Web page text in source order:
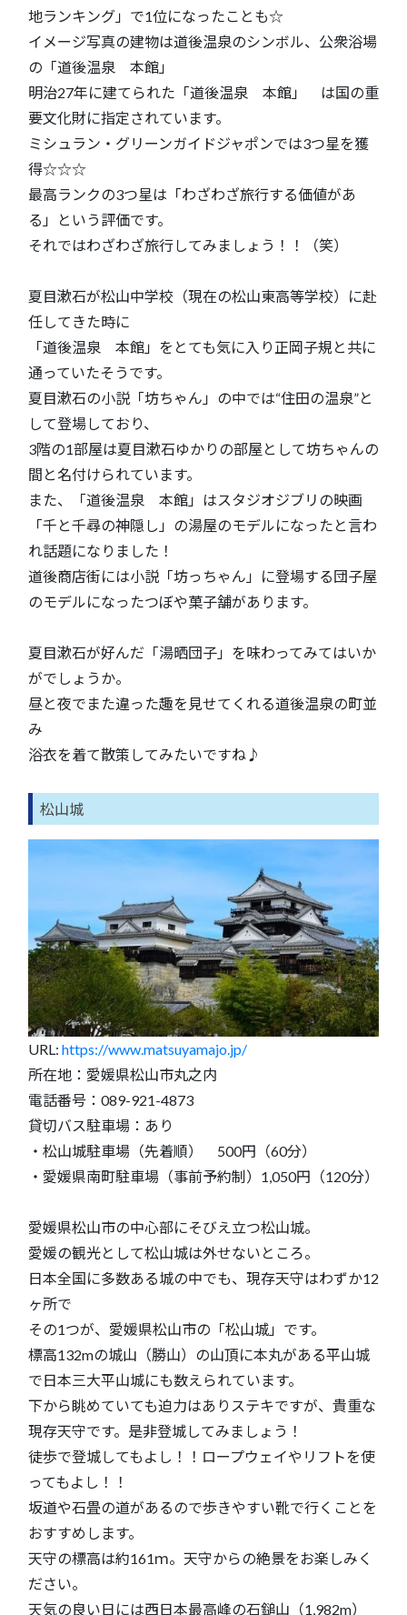
地ランキング」で1位になったことも☆
イメージ写真の建物は道後温泉のシンボル、公衆浴場
の「道後温泉 本館」
明治27年に建てられた「道後温泉 本館」 は国の重
要文化財に指定されています。
ミシュラン・グリーンガイドジャポンでは3つ星を獲
得☆☆☆
最高ランクの3つ星は「わざわざ旅行する価値があ
る」という評価です。
それではわざわざ旅行してみましょう！！（笑）
夏目漱石が松山中学校（現在の松山東高等学校）に赴
任してきた時に
「道後温泉 本館」をとても気に入り正岡子規と共に
通っていたそうです。
夏目漱石の小説「坊ちゃん」の中では“住田の温泉”と
して登場しており、
3階の1部屋は夏目漱石ゆかりの部屋として坊ちゃんの
間と名付けられています。
また、「道後温泉 本館」はスタジオジブリの映画
「千と千尋の神隠し」の湯屋のモデルになったと言わ
れ話題になりました！
道後商店街には小説「坊っちゃん」に登場する団子屋
のモデルになったつぼや菓子舗があります。
夏目漱石が好んだ「湯晒団子」を味わってみてはいか
がでしょうか。
昼と夜でまた違った趣を見せてくれる道後温泉の町並
み
浴衣を着て散策してみたいですね♪
松山城
URL: https://www.matsuyamajo.jp/
所在地：愛媛県松山市丸之内
電話番号：089-921-4873
貸切バス駐車場：あり
・松山城駐車場（先着順） 500円（60分）
・愛媛県南町駐車場（事前予約制）1,050円（120分）
愛媛県松山市の中心部にそびえ立つ松山城。
愛媛の観光として松山城は外せないところ。
日本全国に多数ある城の中でも、現存天守はわずか12
ヶ所で
その1つが、愛媛県松山市の「松山城」です。
標高132mの城山（勝山）の山頂に本丸がある平山城
で日本三大平山城にも数えられています。
下から眺めていても迫力はありステキですが、貴重な
現存天守です。是非登城してみましょう！
徒歩で登城してもよし！！ロープウェイやリフトを使
ってもよし！！
坂道や石畳の道があるので歩きやすい靴で行くことを
おすすめします。
天守の標高は約161ｍ。天守からの絶景をお楽しみく
ださい。
天気の良い日には西日本最高峰の石鎚山（1,982m）